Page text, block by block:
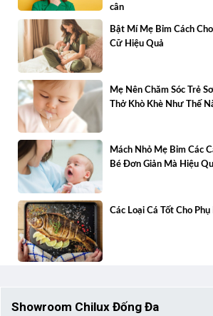
cân
Bật Mí Mẹ Bỉm Cách
Cữ Hiệu Quả
Mẹ Nên Chăm Sóc Trẻ
Thở Khò Khè Như Thế
Mách Nhỏ Mẹ Bỉm Các
Bé Đơn Giản Mà Hiệu
Các Loại Cá Tốt Cho Phụ
Showroom Chilux Đống Đa